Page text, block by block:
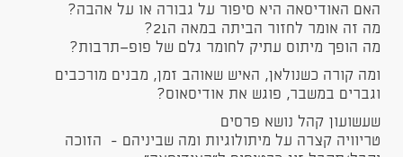
האם האודיסאה היא סיפור על גבורה או על אהבה?
מה זה אומר לחזור הביתה במאה ה21?
מה הופך מיתוס עתיק לחומר גלם של פופ־תרבות?
ומה קורה כשנולאן, האיש שאוהב זמן, מבנים מורכבים
וגברים במשבר, פוגש את אודיסאוס?
שעשועון קהל נושא פרסים
טריוויה קצרה על מיתולוגיות ומה שביניהם - הזוכה